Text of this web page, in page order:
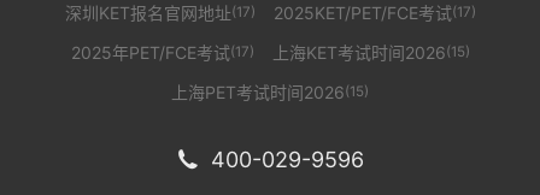
深圳KET报名官网地址(17) 2025KET/PET/FCE考试(17)
2025年PET/FCE考试(17) 上海KET考试时间2026(15)
上海PET考试时间2026(15)
 400-029-9596